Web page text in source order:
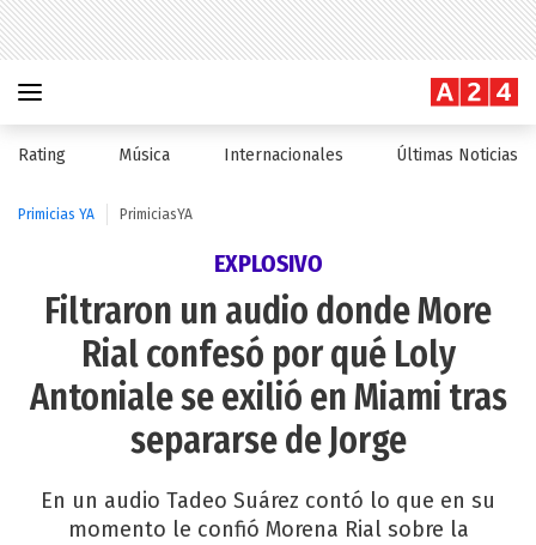
Rating Música Internacionales Últimas Noticias
Primicias YA PrimiciasYA
EXPLOSIVO
Filtraron un audio donde More
Rial confesó por qué Loly
Antoniale se exilió en Miami tras
separarse de Jorge
En un audio Tadeo Suárez contó lo que en su
momento le confió Morena Rial sobre la